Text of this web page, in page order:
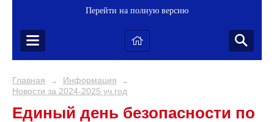
Перейти на полную версию
Главная → Информация →
Новости за 2024-2025 уч.год
Единый день безопасности по